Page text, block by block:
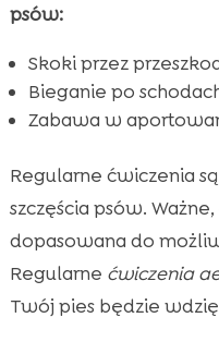
psów:
Skoki przez
Bieganie po
Zabawa w
Regularne ćwiczenia
szczęścia psów.
dopasowana do
Regularne ćwiczenia
Twój pies będzie